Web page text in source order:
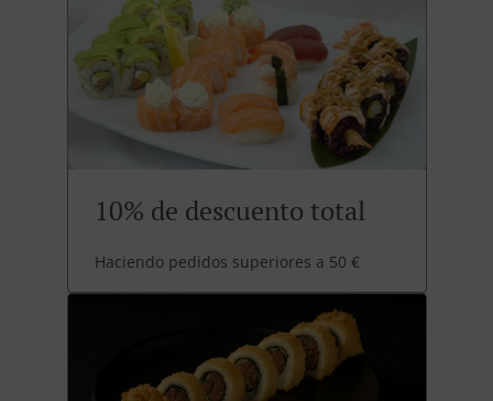
10% de descuento total
Haciendo pedidos superiores a 50 €